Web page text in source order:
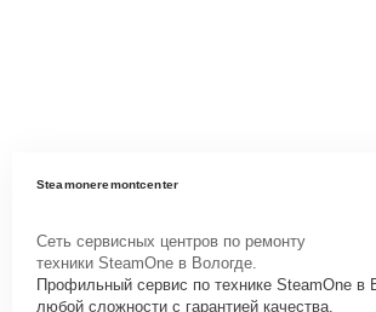
Steamoneremontcenter
Сеть сервисных центров по ремонту
техники SteamOne в Вологде.
Профильный сервис по технике SteamOne в
любой сложности с гарантией качества.